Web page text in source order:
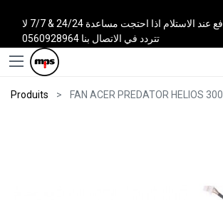
اطلب الان والدفع عند الاستلام اذا احتجت مساعدة 24/24 & 7/7 لا
تتردد في الاتصال بنا 0560928964
Produits FAN ACER PREDATOR HELIOS 300